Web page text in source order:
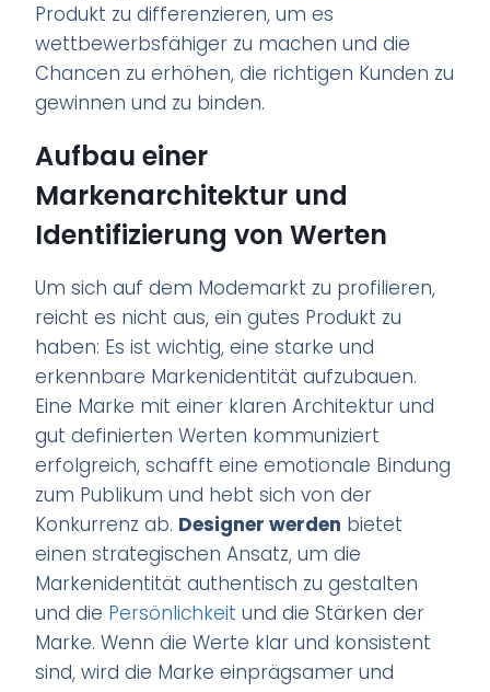
Produkt zu differenzieren, um es
wettbewerbsfähiger zu machen und die
Chancen zu erhöhen, die richtigen Kunden zu
gewinnen und zu binden.
Aufbau einer
Markenarchitektur und
Identifizierung von Werten
Um sich auf dem Modemarkt zu profilieren,
reicht es nicht aus, ein gutes Produkt zu
haben: Es ist wichtig, eine starke und
erkennbare Markenidentität aufzubauen.
Eine Marke mit einer klaren Architektur und
gut definierten Werten kommuniziert
erfolgreich, schafft eine emotionale Bindung
zum Publikum und hebt sich von der
Konkurrenz ab. Designer werden bietet
einen strategischen Ansatz, um die
Markenidentität authentisch zu gestalten
und die Persönlichkeit und die Stärken der
Marke. Wenn die Werte klar und konsistent
sind, wird die Marke einprägsamer und